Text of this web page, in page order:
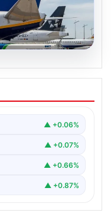
‘kuyruk’
▲ +0.06%
▲ +0.07%
▲ +0.66%
▲ +0.87%